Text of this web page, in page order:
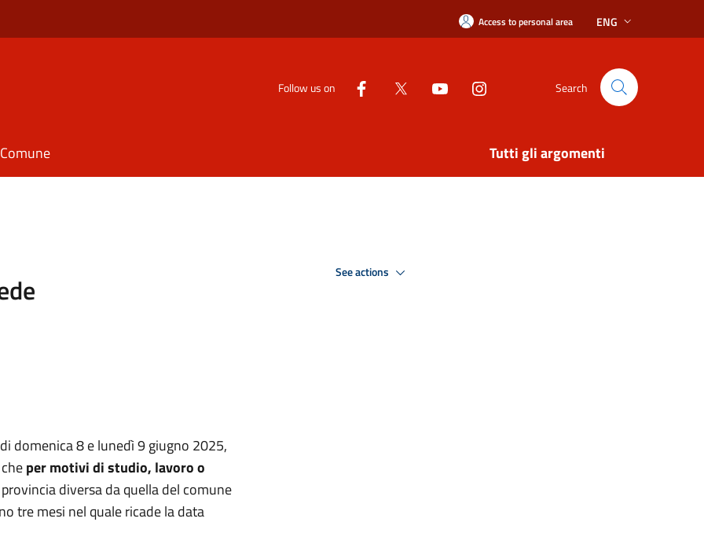
Access to personal area ENG
Follow us on Search
Tutti gli argomenti
domenica 8 e lunedì 9 giugno 2025,
per motivi di studio, lavoro o
diversa da quella del comune
tre mesi nel quale ricade la data
See actions